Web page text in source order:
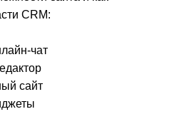
CRM:
чат
сайт